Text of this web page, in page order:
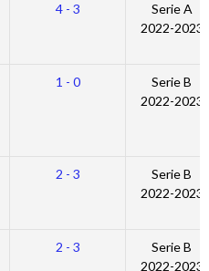
4 - 3
Serie A
2022-2023
1 - 0
Serie B
2022-2023
2 - 3
Serie B
2022-2023
2 - 3
Serie B
2022-2023